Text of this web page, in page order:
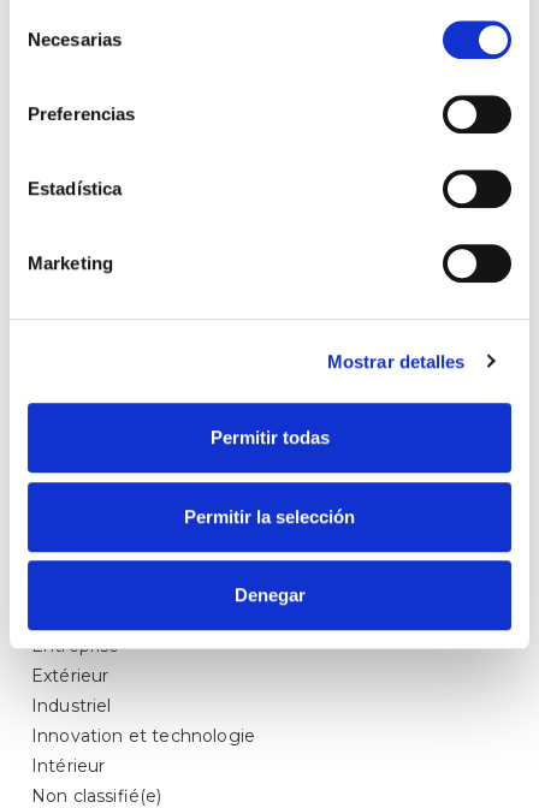
Necesarias
Preferencias
Estadística
Marketing
Mostrar detalles
Permitir todas
Permitir la selección
Denegar
la lumière et profitez de vos espaces
Prilux illumine Noël à Tolède avec des
Éclairage polyvalent : la valeur ajoutée
d’un produit doté d’un sélecteur de
couleur
Articles sectoriels
Entreprise
Extérieur
Industriel
Innovation et technologie
Intérieur
Non classifié(e)